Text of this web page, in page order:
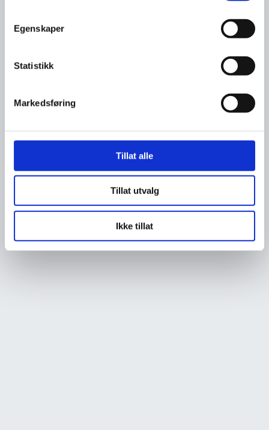
Egenskaper
Statistikk
Markedsføring
Tillat alle
Tillat utvalg
Ikke tillat